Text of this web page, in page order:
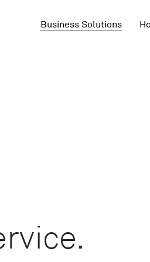
Business Solutions